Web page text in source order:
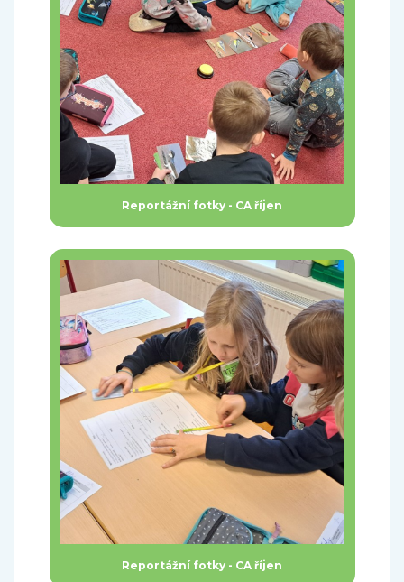
Reportážní fotky - CA říjen
Reportážní fotky - CA říjen